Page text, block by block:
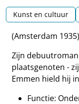
Kunst en cultuur
(Amsterdam
Zijn debuutroman
plaatsgenoten -
Emmen hield hij
Functie: